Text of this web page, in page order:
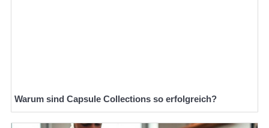
Warum sind Capsule Collections so erfolgreich?